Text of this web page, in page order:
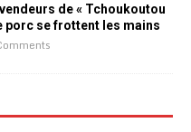
de « Tchoukoutou
porc se frottent les mains